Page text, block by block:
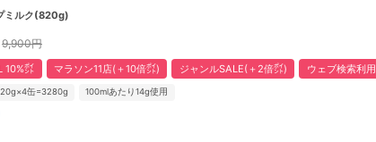
ミルク(820g)
9,900円
10%㌽ マラソン11店(＋10倍㌽) ジャンルSALE(＋2倍㌽) ウェブ検索利
缶=3280g 100mlあたり14g使用